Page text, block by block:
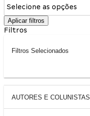
Selecione as opções
Aplicar filtros
Filtros
Filtros Selecionados
AUTORES E COLUNISTAS